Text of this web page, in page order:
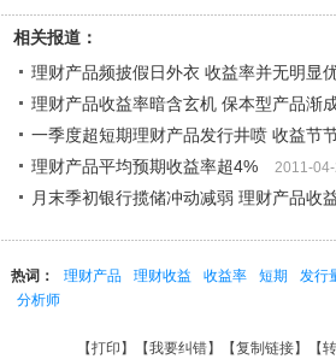
相关报道：
理财产品频披假日外衣 收益率并无明显
理财产品收益率暗含玄机 保本型产品渐
一季度超短期理财产品发行井喷 收益节
理财产品平均预期收益率超4% 2011-
月末季初银行揽储冲动减弱 理财产品收
热词： 理财产品 理财收益 收益率 短期 发行
分析师
【打印 】【我要纠错】【复制链接】【